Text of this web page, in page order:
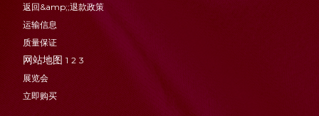
返回&amp;;退款政策
运输信息
质量保证
网站地图 1 2 3
展览会
立即购买